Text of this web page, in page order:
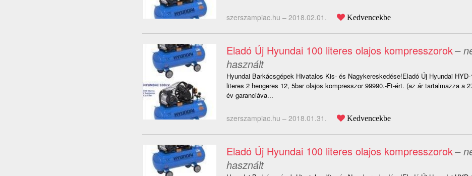
szerszampiac.hu – 2018.02.01. Kedvencekbe
Eladó Új Hyundai 100 literes olajos kompresszorok–
használt
Hyundai Barkácsgépek Hivatalos Kis- és Nagykereskedése!Eladó Új Hyundai HYD-
literes 2 hengeres 12, 5bar olajos kompresszor 99990.-Ft-ért. (az ár tartalmazza a
év garanciáva...
szerszampiac.hu – 2018.01.31. Kedvencekbe
Eladó Új Hyundai 100 literes olajos kompresszorok–
használt